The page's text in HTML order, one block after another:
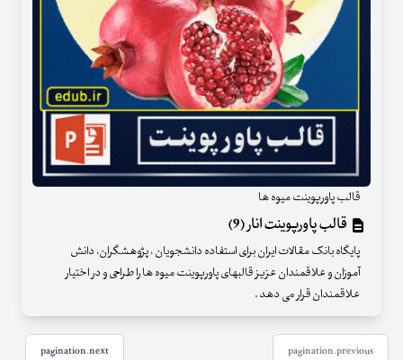
قالب پاورپوینت میوه ها
قالب پاورپوینت انار (9)
پایگاه بانک مقالات ایران برای استفاده دانشجویان ، پژوهشگران، دانش
آموزان و علاقمندان عزیز قالبهای پاورپوینت میوه ها را طراحی و در اختیار
علاقمندان قرار می دهد .
pagination.previous
pagination.next